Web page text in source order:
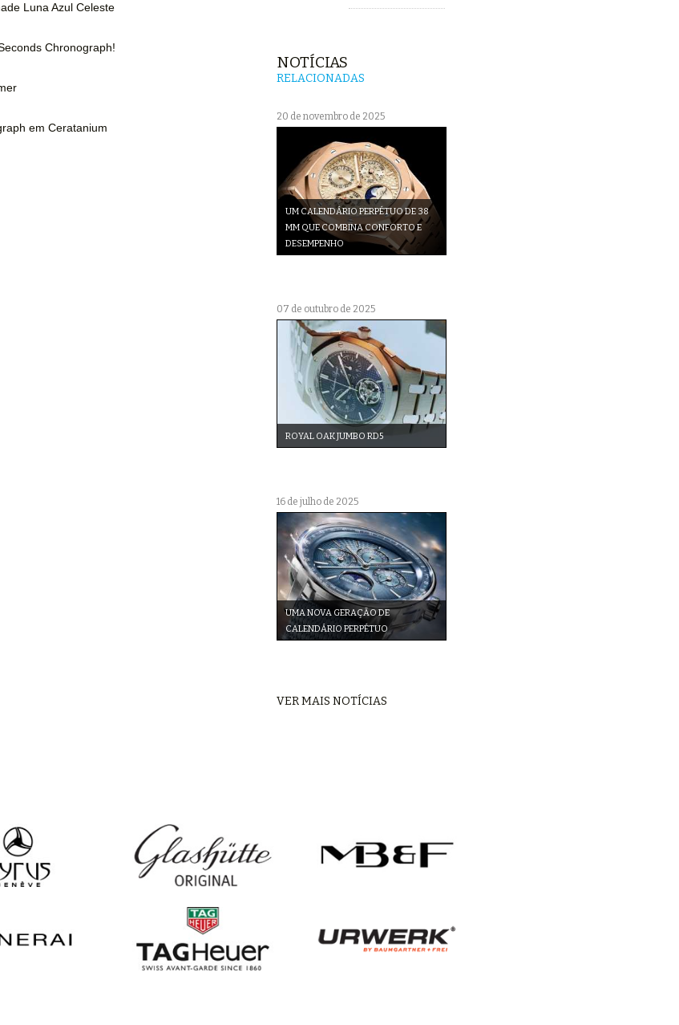
Luna Azul Celeste
Chronograph!
em Ceratanium
NOTÍCIAS
RELACIONADAS
20 de novembro de 2025
UM CALENDÁRIO PERPÉTUO DE 38
MM QUE COMBINA CONFORTO E
DESEMPENHO
07 de outubro de 2025
ROYAL OAK JUMBO RD5
16 de julho de 2025
UMA NOVA GERAÇÃO DE
CALENDÁRIO PERPÉTUO
VER MAIS NOTÍCIAS